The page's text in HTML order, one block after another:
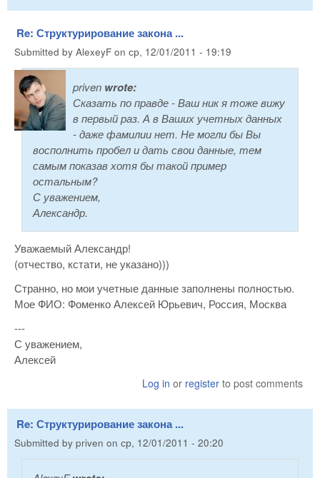
Re: Структурирование закона ...
Submitted by AlexeyF on ср, 12/01/2011 - 19:19
priven wrote:
Сказать по правде - Ваш ник я тоже вижу
в первый раз. А в Ваших учетных данных
- даже фамилии нет. Не могли бы Вы
восполнить пробел и дать свои данные, тем
самым показав хотя бы такой пример
остальным?
С уважением,
Александр.
Уважаемый Александр!
(отчество, кстати, не указано)))
Странно, но мои учетные данные заполнены полностью.
Мое ФИО: Фоменко Алексей Юрьевич, Россия, Москва
---
С уважением,
Алексей
Log in or register to post comments
Re: Структурирование закона ...
Submitted by priven on ср, 12/01/2011 - 20:20